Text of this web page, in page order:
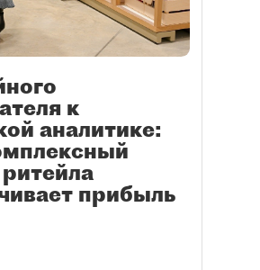
к
аналитике:
прибыль